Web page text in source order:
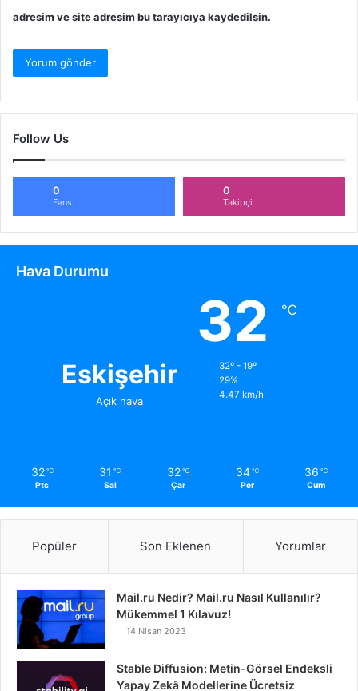
adresim ve site adresim bu tarayıcıya kaydedilsin.
Follow Us
0
Fans
0
Takipçi
Hava Durumu
Eskişehir
Açık hava
32 ℃
32º - 19º
29%
4.47 km/h
32 ℃
Pts
31 ℃
Sal
32 ℃
Çar
34 ℃
Per
36 ℃
Cum
Popüler Son Eklenen Yorumlar
Mail.ru Nedir? Mail.ru Nasıl Kullanılır?
Mükemmel 1 Kılavuz!
14 Nisan 2023
Stable Diffusion: Metin-Görsel Endeksli
Yapay Zekâ Modellerine Ücretsiz